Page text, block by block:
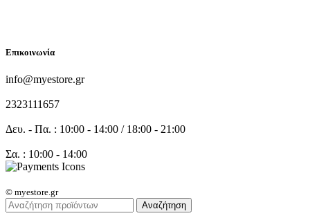
Επικοινωνία
info@myestore.gr
2323111657
Δευ. - Πα. : 10:00 - 14:00 / 18:00 - 21:00
Σα. : 10:00 - 14:00
© myestore.gr
Αναζήτηση